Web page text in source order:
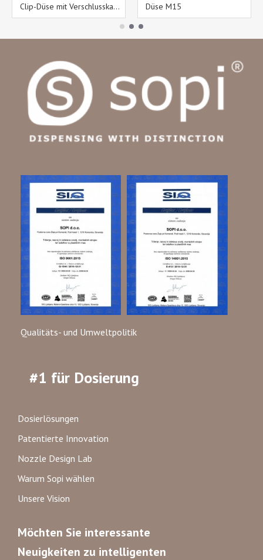
Clip-Düse mit Verschlusskappe M15 Düse M15
Qualitäts- und Umweltpolitik
#1 für Dosierung
Dosierlösungen
Patentierte Innovation
Nozzle Design Lab
Warum Sopi wählen
Unsere Vision
Möchten Sie interessante
Neuigkeiten zu intelligenten